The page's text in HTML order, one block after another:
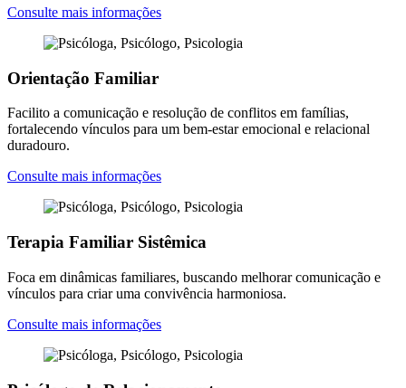
Consulte mais informações
Orientação Familiar
Facilito a comunicação e resolução de conflitos em famílias,
fortalecendo vínculos para um bem-estar emocional e relacional
duradouro.
Consulte mais informações
Terapia Familiar Sistêmica
Foca em dinâmicas familiares, buscando melhorar comunicação e
vínculos para criar uma convivência harmoniosa.
Consulte mais informações